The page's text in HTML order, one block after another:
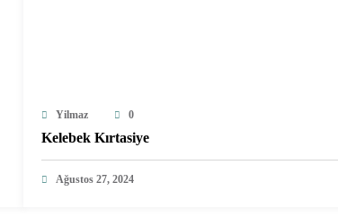
Yilmaz 0
Kelebek Kırtasiye
Ağustos 27, 2024